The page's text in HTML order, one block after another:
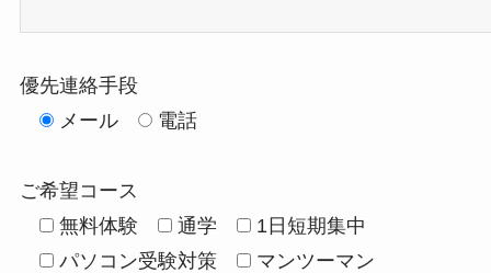
優先連絡手段
メール
電話
ご希望コース
無料体験
通学
1日短期集中
パソコン受験対策
マンツーマン